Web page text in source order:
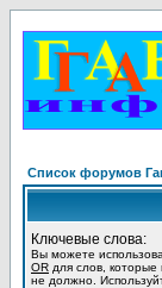
Список форумов
Ключевые слова:
Вы можете
OR для слов, которые
не должно.